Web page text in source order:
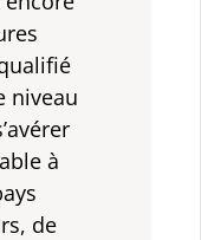
niveau
à
de